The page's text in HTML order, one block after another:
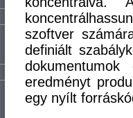
szoftver
definiált
eredményt
egy nyílt